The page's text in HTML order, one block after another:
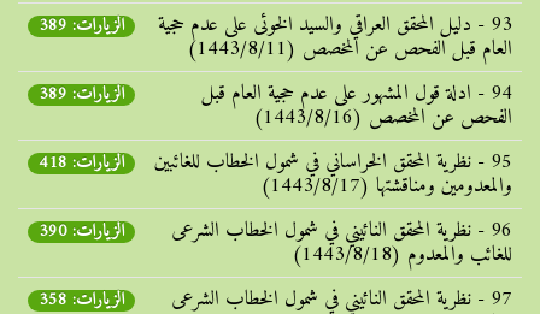
93 - دلیل المحقق العراقي والسید الخوئی علی عدم حجیة
العام قبل الفحص عن المخصص (1443/8/11)
الزيارات: 389
94 - ادلة قول المشهور علی عدم حجیة العام قبل
الفحص عن المخصص (1443/8/16)
الزيارات: 389
95 - نظریة المحقق الخراساني في شمول الخطاب للغائبین
والمعدومین ومناقشتها (1443/8/17)
الزيارات: 418
96 - نظریة المحقق النائيني في شمول الخطاب الشرعی
للغائب والمعدوم (1443/8/18)
الزيارات: 390
97 - نظریة المحقق النائيني في شمول الخطاب الشرعی الزيارات: 358